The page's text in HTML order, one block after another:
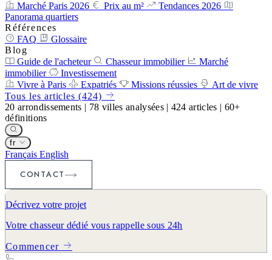
Marché Paris 2026
Prix au m²
Tendances 2026
Panorama quartiers
Références
FAQ
Glossaire
Blog
Guide de l'acheteur
Chasseur immobilier
Marché
immobilier
Investissement
Vivre à Paris
Expatriés Missions réussies
Art de vivre
Tous les articles (424)
20 arrondissements | 78 villes analysées | 424 articles | 60+
définitions
fr
Français English
CONTACT
Décrivez votre projet
Votre chasseur dédié vous rappelle sous 24h
Commencer